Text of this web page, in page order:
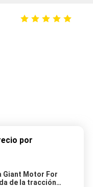
por
Giant Motor For
de la tracción